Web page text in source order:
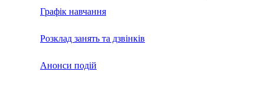
Графік навчання
Розклад занять та дзвінків
Анонси подій